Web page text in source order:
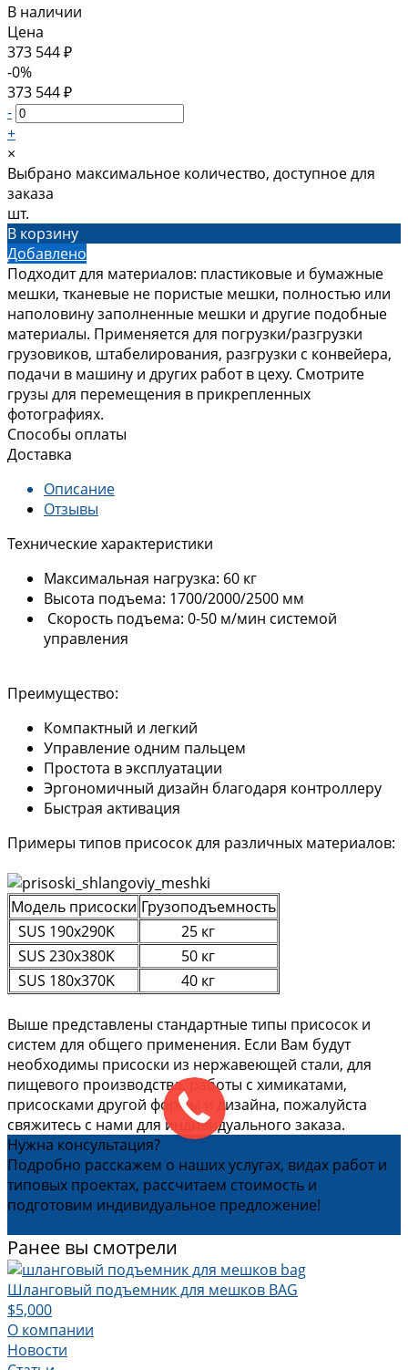
В наличии
Цена
373 544 ₽
-0%
373 544 ₽
-
+
×
Выбрано максимальное количество, доступное для
заказа
шт.
В корзину
Добавлено
Подходит для материалов: пластиковые и бумажные
мешки, тканевые не пористые мешки, полностью или
наполовину заполненные мешки и другие подобные
материалы. Применяется для погрузки/разгрузки
грузовиков, штабелирования, разгрузки с конвейера,
подачи в машину и других работ в цеху. Смотрите
грузы для перемещения в прикрепленных
фотографиях.
Способы оплаты
Доставка
Описание
Отзывы
Технические характеристики
Максимальная нагрузка: 60 кг
Высота подъема: 1700/2000/2500 мм
Скорость подъема: 0-50 м/мин системой
управления
Преимущество:
Компактный и легкий
Управление одним пальцем
Простота в эксплуатации
Эргономичный дизайн благодаря контроллеру
Быстрая активация
Примеры типов присосок для различных материалов:
Модель присоски Грузоподъемность
SUS 190x290K
25 кг
SUS 230x380K
50 кг
SUS 180x370K
40 кг
Выше представлены стандартные типы присосок и
систем для общего применения. Если Вам будут
необходимы присоски из нержавеющей стали, для
пищевого производства, работы с химикатами,
присосками другой формы и дизайна, пожалуйста
свяжитесь с нами для индивидуального заказа.
Нужна консультация?
Подробно расскажем о наших услугах, видах работ и
типовых проектах, рассчитаем стоимость и
подготовим индивидуальное предложение!
Ранее вы смотрели
Шланговый подъемник для мешков BAG
$5,000
О компании
Новости